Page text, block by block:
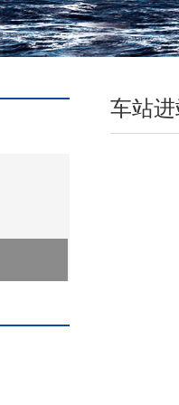
车站